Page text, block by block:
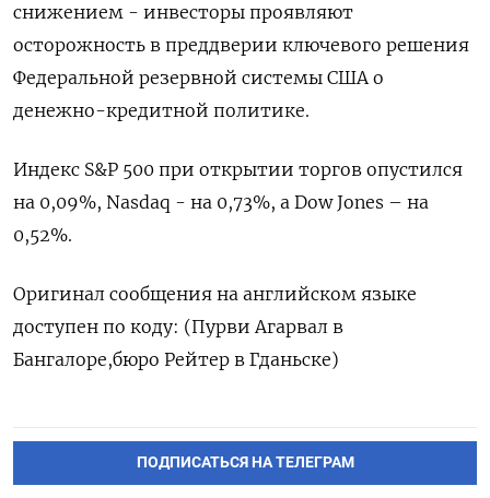
снижением - инвесторы проявляют
осторожность в преддверии ключевого решения
Федеральной резервной системы США о
денежно-кредитной политике.
Индекс S&P 500 при открытии торгов опустился
на 0,09%, Nasdaq - на 0,73%, а Dow Jones – на
0,52%.
Оригинал сообщения на английском языке
доступен по коду: (Пурви Агарвал в
Бангалоре,бюро Рейтер в Гданьске)
ПОДПИСАТЬСЯ НА ТЕЛЕГРАМ